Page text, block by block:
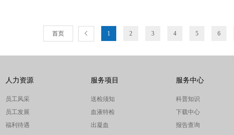
首页 1 2 3 4 5 6
人力资源
员工风采
员工发展
福利待遇
服务项目
送检须知
血液特检
出凝血
服务中心
科普知识
下载中心
报告查询